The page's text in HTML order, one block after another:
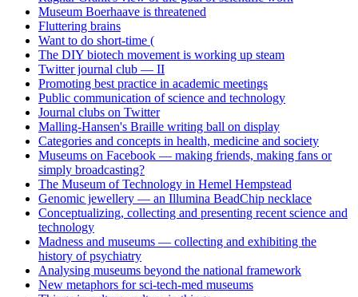
Museum Boerhaave is threatened
Fluttering brains
Want to do short-time (
The DIY biotech movement is working up steam
Twitter journal club — II
Promoting best practice in academic meetings
Public communication of science and technology
Journal clubs on Twitter
Malling-Hansen's Braille writing ball on display
Categories and concepts in health, medicine and society
Museums on Facebook — making friends, making fans or
simply broadcasting?
The Museum of Technology in Hemel Hempstead
Genomic jewellery — an Illumina BeadChip necklace
Conceptualizing, collecting and presenting recent science and
technology
Madness and museums — collecting and exhibiting the
history of psychiatry
Analysing museums beyond the national framework
New metaphors for sci-tech-med museums